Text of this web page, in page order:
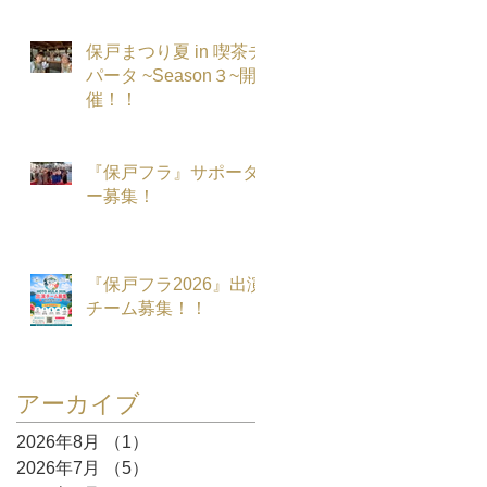
保戸まつり夏 in 喫茶チ
パータ ~Season３~開
催！！
『保戸フラ』サポータ
ー募集！
『保戸フラ2026』出演
チーム募集！！
アーカイブ
2026年8月 （1）
2026年7月
（5）